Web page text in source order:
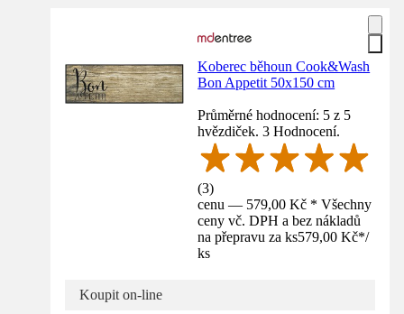
Koberec běhoun Cook&Wash
Bon Appetit 50x150 cm
Průměrné hodnocení: 5 z 5
hvězdiček. 3 Hodnocení.
(3)
cenu — 579,00 Kč * Všechny
ceny vč. DPH a bez nákladů
na přepravu za ks579,00 Kč*/
ks
Koupit on-line